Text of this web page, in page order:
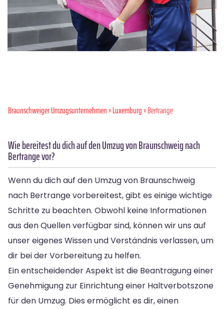
Braunschweiger Umzugsunternehmen»Luxemburg» Bertrange
Wie bereitest du dich auf den Umzug von Braunschweig nach
Bertrange vor?
Wenn du dich auf den Umzug von Braunschweig
nach Bertrange vorbereitest, gibt es einige wichtige
Schritte zu beachten. Obwohl keine Informationen
aus den Quellen verfügbar sind, können wir uns auf
unser eigenes Wissen und Verständnis verlassen, um
dir bei der Vorbereitung zu helfen.
Ein entscheidender Aspekt ist die Beantragung einer
Genehmigung zur Einrichtung einer Haltverbotszone
für den Umzug. Dies ermöglicht es dir, einen